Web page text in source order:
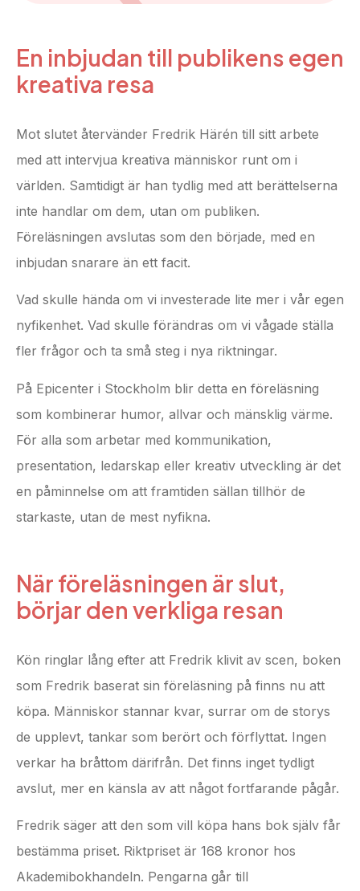
En inbjudan till publikens egen
kreativa resa
Mot slutet återvänder Fredrik Härén till sitt arbete
med att intervjua kreativa människor runt om i
världen. Samtidigt är han tydlig med att berättelserna
inte handlar om dem, utan om publiken.
Föreläsningen avslutas som den började, med en
inbjudan snarare än ett facit.
Vad skulle hända om vi investerade lite mer i vår egen
nyfikenhet. Vad skulle förändras om vi vågade ställa
fler frågor och ta små steg i nya riktningar.
På Epicenter i Stockholm blir detta en föreläsning
som kombinerar humor, allvar och mänsklig värme.
För alla som arbetar med kommunikation,
presentation, ledarskap eller kreativ utveckling är det
en påminnelse om att framtiden sällan tillhör de
starkaste, utan de mest nyfikna.
När föreläsningen är slut,
börjar den verkliga resan
Kön ringlar lång efter att Fredrik klivit av scen, boken
som Fredrik baserat sin föreläsning på finns nu att
köpa. Människor stannar kvar, surrar om de storys
de upplevt, tankar som berört och förflyttat. Ingen
verkar ha bråttom därifrån. Det finns inget tydligt
avslut, mer en känsla av att något fortfarande pågår.
Fredrik säger att den som vill köpa hans bok själv får
bestämma priset. Riktpriset är 168 kronor hos
Akademibokhandeln. Pengarna går till